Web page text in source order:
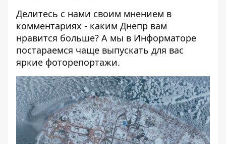
Делитесь с нами своим мнением в
комментариях - каким Днепр вам
нравится больше? А мы в Информаторе
постараемся чаще выпускать для вас
яркие фоторепортажи.